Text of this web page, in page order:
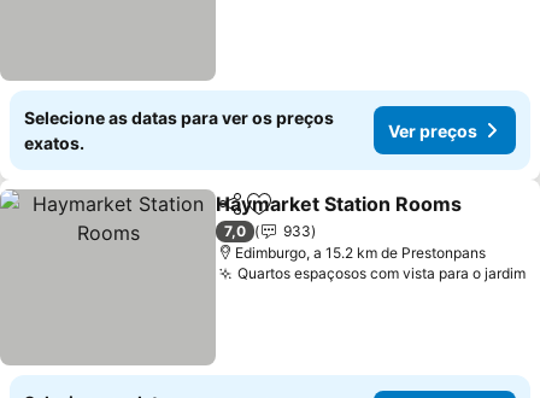
Selecione as datas para ver os preços
exatos.
Ver preços
PartilharAdicionar aos favoritos
Haymarket Station Rooms
7,0
933
Edimburgo, a 15.2 km de Prestonpans
Quartos espaçosos com vista para o jardim